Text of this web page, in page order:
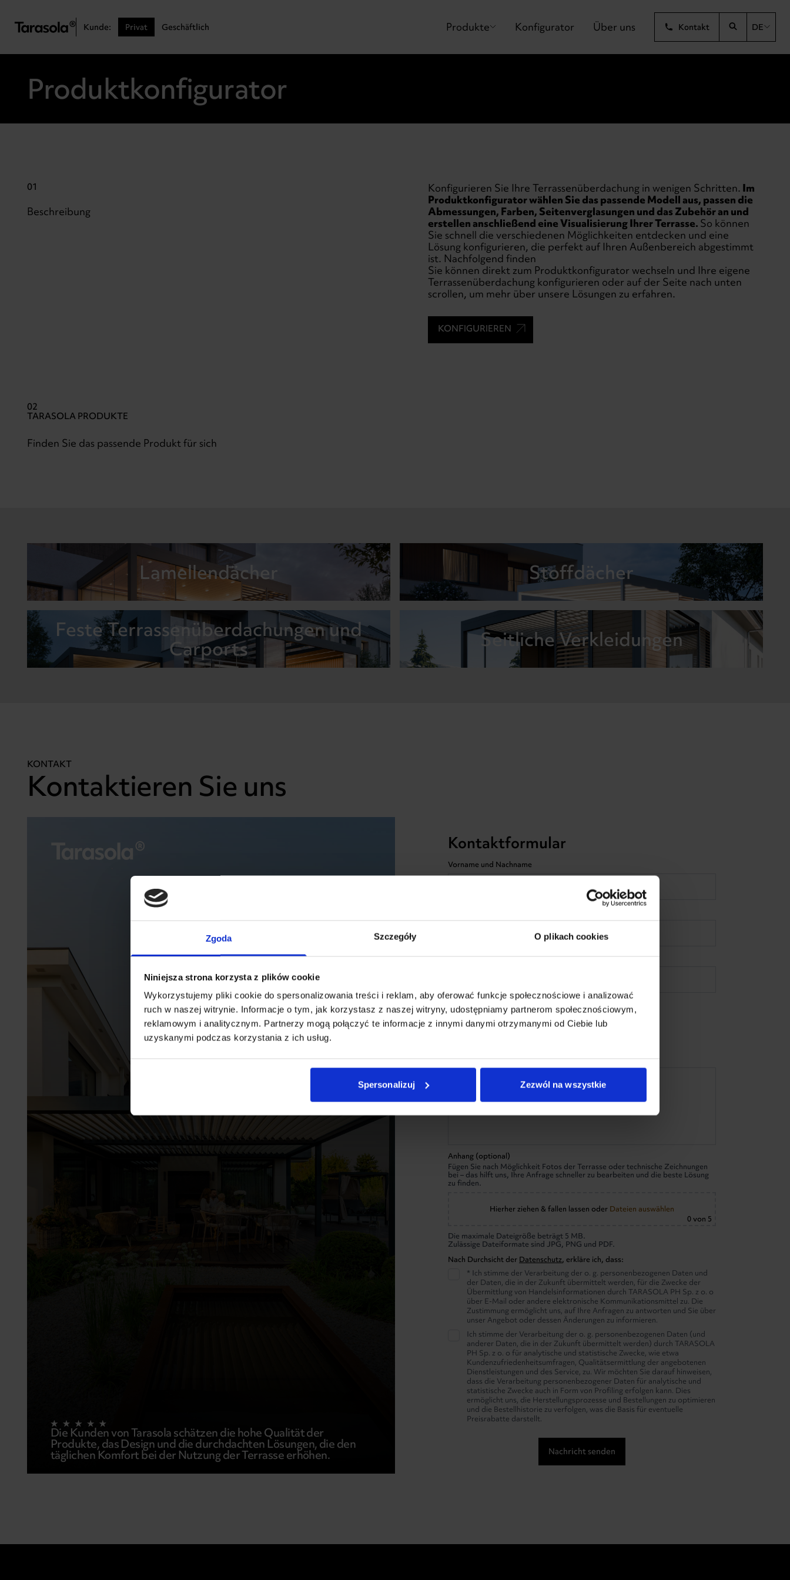
Zgoda Szczegóły O plikach cookies
Niniejsza strona korzysta z plików cookie
Wykorzystujemy pliki cookie do spersonalizowania treści i reklam, aby oferować funkcje społecznościowe i analizować
ruch w naszej witrynie. Informacje o tym, jak korzystasz z naszej witryny, udostępniamy partnerom społecznościowym,
reklamowym i analitycznym. Partnerzy mogą połączyć te informacje z innymi danymi otrzymanymi od Ciebie lub
uzyskanymi podczas korzystania z ich usług.
Spersonalizuj Zezwól na wszystkie
Kunde: Privat Geschäftlich Produkte Konfigurator Über uns Kontakt DE
Produktkonfigurator
01
Beschreibung
Konfigurieren Sie Ihre Terrassenüberdachung in wenigen Schritten. Im
Produktkonfigurator wählen Sie das passende Modell aus, passen die
Abmessungen, Farben, Seitenverglasungen und das Zubehör an und
erstellen anschließend eine Visualisierung Ihrer Terrasse. So können
Sie schnell die verschiedenen Möglichkeiten entdecken und eine
Lösung konfigurieren, die perfekt auf Ihren Außenbereich abgestimmt
ist. Nachfolgend finden
Sie können direkt zum Produktkonfigurator wechseln und Ihre eigene
Terrassenüberdachung konfigurieren oder auf der Seite nach unten
scrollen, um mehr über unsere Lösungen zu erfahren.
KONFIGURIEREN
02
TARASOLA PRODUKTE
Finden Sie das passende Produkt für sich
Lamellendächer Stoffdächer
Feste Terrassenüberdachungen und
Carports Seitliche Verkleidungen
KONTAKT
Kontaktieren Sie uns
Kontaktformular
Vorname und Nachname
Stadt und Postleitzahl
Für welches Produkt interessieren Sie
sich?
Nachricht
Anhang (optional)
Fügen Sie nach Möglichkeit Fotos der Terrasse oder technische Zeichnungen
bei – das hilft uns, Ihre Anfrage schneller zu bearbeiten und die beste Lösung
zu finden.
Hierher ziehen & fallen lassen oder Dateien auswählen
0von 5
Die maximale Dateigröße beträgt 5 MB.
Zulässige Dateiformate sind JPG, PNG und PDF.
Nach Durchsicht der Datenschutz, erkläre ich, dass:
* Ich stimme der Verarbeitung der o. g. personenbezogenen Daten und
der Daten, die in der Zukunft übermittelt werden, für die Zwecke der
Übermittlung von Handelsinformationen durch TARASOLA PH Sp. z o. o
über E-Mail oder andere elektronische Kommunikationsmittel zu. Die
Zustimmung ermöglicht uns, auf Ihre Anfragen zu antworten und Sie über
unser Angebot oder dessen Änderungen zu informieren.
Ich stimme der Verarbeitung der o. g. personenbezogenen Daten (und
anderer Daten, die in der Zukunft übermittelt werden) durch TARASOLA
PH Sp. z o. o für analytische und statistische Zwecke, wie etwa
Kundenzufriedenheitsumfragen, Qualitätsermittlung der angebotenen
Dienstleistungen und des Service, zu. Wir möchten Sie darauf hinweisen,
dass die Verarbeitung personenbezogener Daten für analytische und
statistische Zwecke auch in Form von Profiling erfolgen kann. Dies
ermöglicht uns, die Herstellungsprozesse und Bestellungen zu optimieren
und die Bestellhistorie zu verfolgen, was die Basis für eventuelle
Preisrabatte darstellt.
Die Kunden von Tarasola schätzen die hohe Qualität der
Produkte, das Design und die durchdachten Lösungen, die den
täglichen Komfort bei der Nutzung der Terrasse erhöhen.